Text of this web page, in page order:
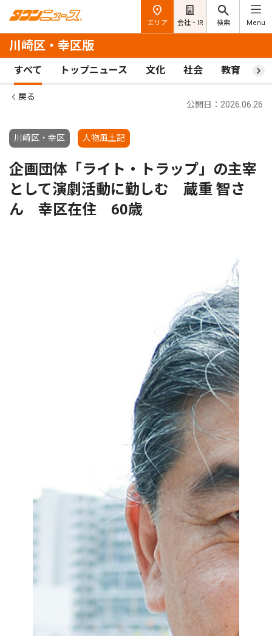
エリア 会社・IR 検索 Menu
川崎区・幸区版
すべて トップニュース 文化 社会 教育 ス
戻る
川崎区・幸区 人物風土記
公開日：2026.06.26
企画団体「ライト・トラップ」の主宰
として演劇活動に勤しむ 蔵重 智さ
ん 幸区在住 60歳